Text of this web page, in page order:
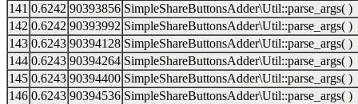
141 0.6242 90393856 SimpleShareButtonsAdder\Util::parse_args( )
142 0.6242 90393992 SimpleShareButtonsAdder\Util::parse_args( )
143 0.6243 90394128 SimpleShareButtonsAdder\Util::parse_args( )
144 0.6243 90394264 SimpleShareButtonsAdder\Util::parse_args( )
145 0.6243 90394400 SimpleShareButtonsAdder\Util::parse_args( )
146 0.6243 90394536 SimpleShareButtonsAdder\Util::parse_args( )